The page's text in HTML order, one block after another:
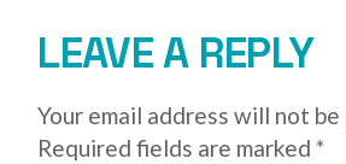
LEAVE A REPLY
Your email address will not be
Required fields are marked*